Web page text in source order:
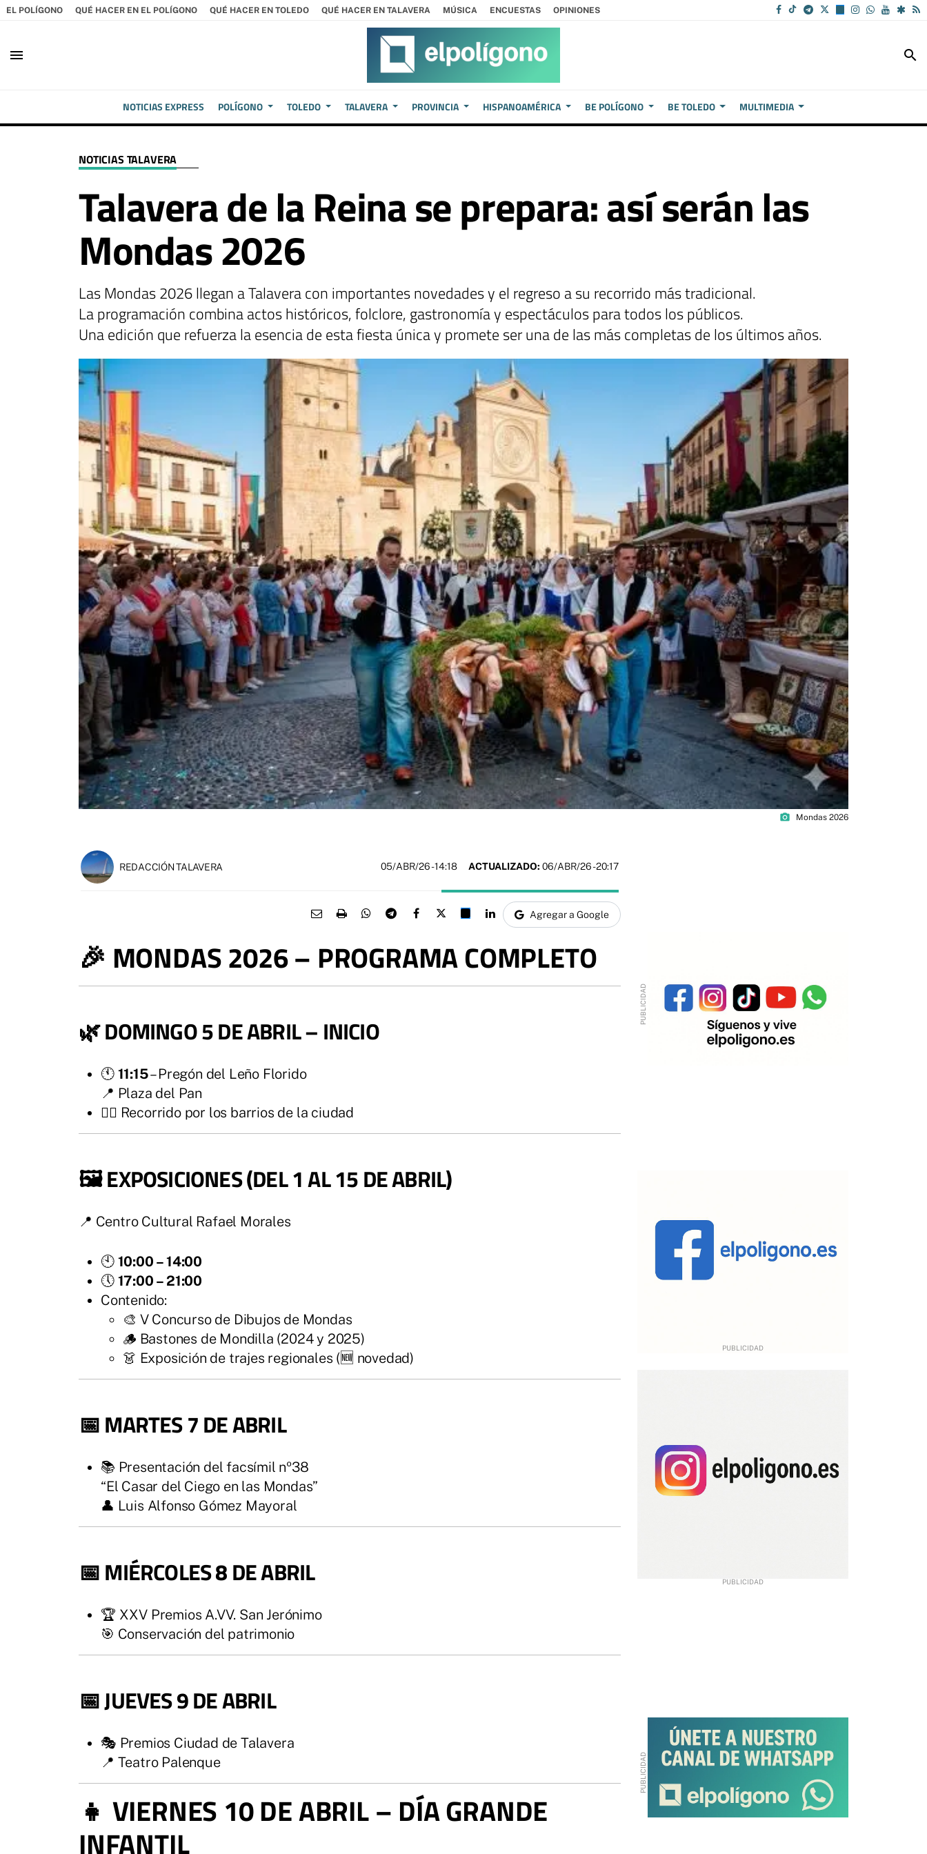
EL POLÍGONO QUÉ HACER EN EL POLÍGONO QUÉ HACER EN TOLEDO QUÉ HACER EN TALAVERA MÚSICA ENCUESTAS OPINIONES
menu search
NOTICIAS EXPRESS POLÍGONO TOLEDO TALAVERA PROVINCIA HISPANOAMÉRICA BE POLÍGONO BE TOLEDO MULTIMEDIA
NOTICIAS TALAVERA
Talavera de la Reina se prepara: así serán las
Mondas 2026
Las Mondas 2026 llegan a Talavera con importantes novedades y el regreso a su recorrido más tradicional.
La programación combina actos históricos, folclore, gastronomía y espectáculos para todos los públicos.
Una edición que refuerza la esencia de esta fiesta única y promete ser una de las más completas de los últimos años.
photo_camera Mondas 2026
REDACCIÓN TALAVERA 05/ABR/26- 14:18 ACTUALIZADO: 06/ABR/26 - 20:17
Agregar a Google
🎉 MONDAS 2026 – PROGRAMA COMPLETO
🌿 DOMINGO 5 DE ABRIL – INICIO
🕚 11:15– Pregón del Leño Florido
📍 Plaza del Pan
🚶‍♂️ Recorrido por los barrios de la ciudad
🖼️ EXPOSICIONES (DEL 1 AL 15 DE ABRIL)
📍 Centro Cultural Rafael Morales
🕙 10:00 – 14:00
🕔 17:00 – 21:00
Contenido:
🎨 V Concurso de Dibujos de Mondas
🪵 Bastones de Mondilla (2024 y 2025)
👗 Exposición de trajes regionales (🆕 novedad)
📅 MARTES 7 DE ABRIL
📚 Presentación del facsímil nº38
“El Casar del Ciego en las Mondas”
👤 Luis Alfonso Gómez Mayoral
📅 MIÉRCOLES 8 DE ABRIL
🏆 XXV Premios A.VV. San Jerónimo
🎯 Conservación del patrimonio
📅 JUEVES 9 DE ABRIL
🎭 Premios Ciudad de Talavera
📍 Teatro Palenque
👧 VIERNES 10 DE ABRIL – DÍA GRANDE
INFANTIL